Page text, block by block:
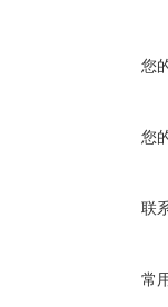
您
您
联
常